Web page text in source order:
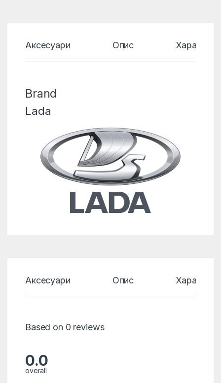
Аксесуари Опис
Brand
Lada
Аксесуари Опис
Based on 0 reviews
0.0
overall